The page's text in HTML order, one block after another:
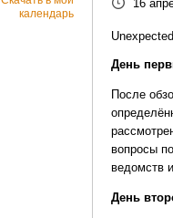
календарь
16
День
После
вопросы
ведомств
День